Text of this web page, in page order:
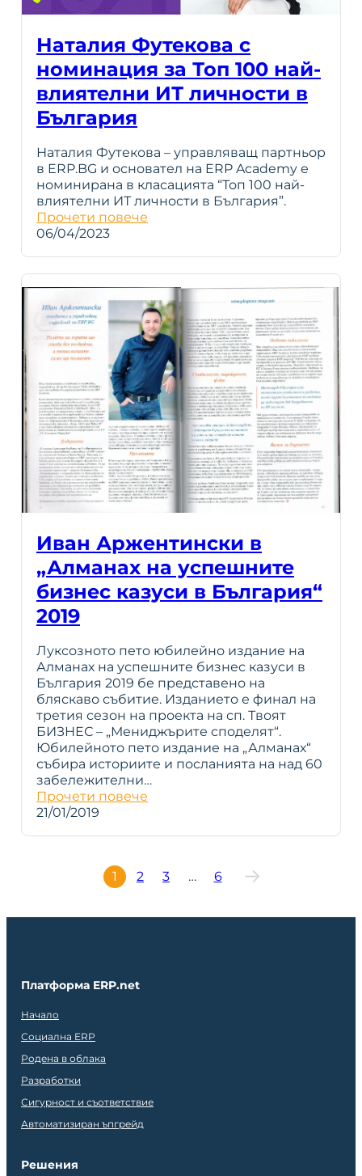
Наталия Футекова с
номинация за Топ 100 най-
влиятелни ИТ личности в
България
Наталия Футекова – управляващ партньор
в ERP.BG и основател на ERP Academy е
номинирана в класацията “Топ 100 най-
влиятелни ИТ личности в България”.
Прочети повече
06/04/2023
Иван Аржентински в
„Алманах на успешните
бизнес казуси в България“
2019
Луксозното пето юбилейно издание на
Алманах на успешните бизнес казуси в
България 2019 бе представено на
бляскаво събитие. Изданието е финал на
третия сезон на проекта на сп. Твоят
БИЗНЕС – „Мениджърите споделят“.
Юбилейното пето издание на „Алманах“
събира историите и посланията на над 60
забележителни…
Прочети повече
21/01/2019
1 2 3 … 6
Платформа ERP.net
Начало
Социална ERP
Родена в облака
Разработки
Сигурност и съответствие
Автоматизиран ъпгрейд
Решения